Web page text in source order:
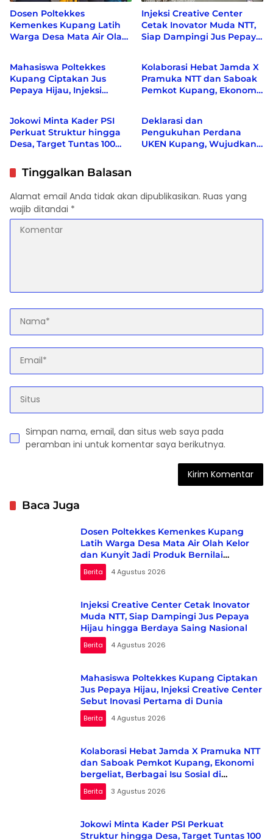
Dosen Poltekkes
Kemenkes Kupang Latih
Warga Desa Mata Air Olah
Injeksi Creative Center
Cetak Inovator Muda NTT,
Siap Dampingi Jus Pepaya
Berita
Mahasiswa Poltekkes
Kupang Ciptakan Jus
Pepaya Hijau, Injeksi
Berita
Kolaborasi Hebat Jamda X
Pramuka NTT dan Saboak
Pemkot Kupang, Ekonomi
Berita
Jokowi Minta Kader PSI
Perkuat Struktur hingga
Desa, Target Tuntas 100
2026
Berita
Deklarasi dan
Pengukuhan Perdana
UKEN Kupang, Wujudkan
Tinggalkan Balasan
Alamat email Anda tidak akan dipublikasikan. Ruas yang
wajib ditandai *
Simpan nama, email, dan situs web saya pada
peramban ini untuk komentar saya berikutnya.
Baca Juga
Dosen Poltekkes Kemenkes Kupang
Latih Warga Desa Mata Air Olah Kelor
dan Kunyit Jadi Produk Bernilai
Ekonomi
Berita 4 Agustus 2026
Injeksi Creative Center Cetak Inovator
Muda NTT, Siap Dampingi Jus Pepaya
Hijau hingga Berdaya Saing Nasional
Berita 4 Agustus 2026
Mahasiswa Poltekkes Kupang Ciptakan
Jus Pepaya Hijau, Injeksi Creative Center
Sebut Inovasi Pertama di Dunia
Berita 4 Agustus 2026
Kolaborasi Hebat Jamda X Pramuka NTT
dan Saboak Pemkot Kupang, Ekonomi
bergeliat, Berbagai Isu Sosial di
Kampanyekan
Berita 3 Agustus 2026
Jokowi Minta Kader PSI Perkuat
Struktur hingga Desa, Target Tuntas 100